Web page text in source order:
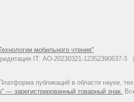
мобильного чтения"
IT: АО-20230321-
публикаций в области науки,
— зарегистрированный товарный знак.